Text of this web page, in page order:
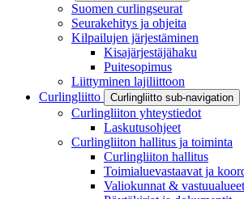
Suomen curlingseurat
Seurakehitys ja ohjeita
Kilpailujen järjestäminen
Kisajärjestäjähaku
Puitesopimus
Liittyminen lajiliittoon
Curlingliitto
Curlingliitto sub-navigation
Curlingliiton yhteystiedot
Laskutusohjeet
Curlingliiton hallitus ja toiminta
Curlingliiton hallitus
Toimialuevastaavat ja
Valiokunnat & vastuualueet